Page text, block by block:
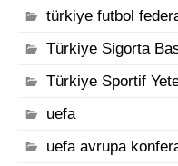
türkiye futbol
Türkiye Sigorta
Türkiye Sportif
uefa
uefa avrupa